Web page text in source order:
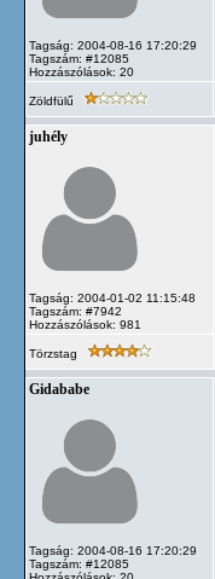
Tagság: 2004-08-16 17:20:29
Tagszám: #12085
Hozzászólások: 20
Zöldfülű
juhély
Tagság: 2004-01-02 11:15:48
Tagszám: #7942
Hozzászólások: 981
Törzstag
Gidababe
Tagság: 2004-08-16 17:20:29
Tagszám: #12085